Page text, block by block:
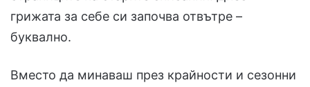
грижата за себе си започва отвътре –
буквално.
Вместо да минаваш през крайности и сезонни